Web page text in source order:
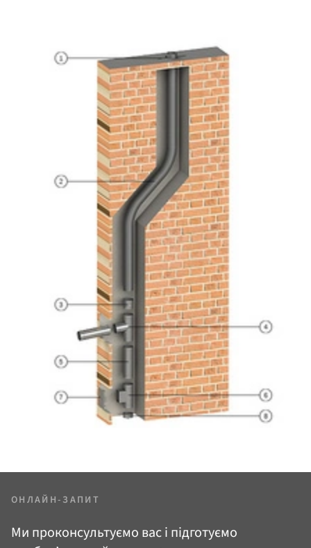
ОНЛАЙН-ЗАПИТ
Ми проконсультуємо вас і підготуємо